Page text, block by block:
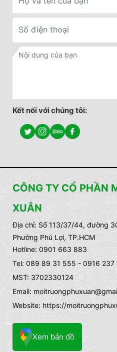
Kết nối với chúng tôi:
CÔNG TY CỔ PHẦN
XUÂN
Địa chỉ: Số 113/37/44, đường
Phường Phú Lợi, TP.HCM
Hotline: 0901 663 883
Tel: 089 89 31 555 - 0916 237
MST: 3702330124
Email:
Website: https://
Xem bản đồ